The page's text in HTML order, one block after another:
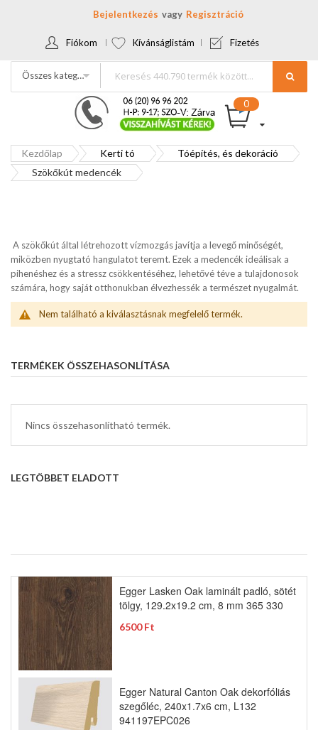
Bejelentkezés Regisztráció
Fiókom Kívánságlistám Fizetés
Összes kategória
Kezdőlap Kerti tó
Tóépítés, és dekoráció
Szökőkút medencék
A szökőkút által létrehozott vízmozgás javítja a levegő minőségét,
miközben nyugtató hangulatot teremt. Ezek a medencék ideálisak a
pihenéshez és a stressz csökkentéséhez, lehetővé téve a tulajdonosok
számára, hogy saját otthonukban élvezhessék a természet nyugalmát.
Nem található a kiválasztásnak megfelelő termék.
TERMÉKEK ÖSSZEHASONLÍTÁSA
Nincs összehasonlítható termék.
LEGTÖBBET ELADOTT
Egger Lasken Oak laminált padló, sötét
tölgy, 129.2x19.2 cm, 8 mm 365 330
6500 Ft
Egger Natural Canton Oak dekorfóliás
szegőléc, 240x1.7x6 cm, L132
941197EPC026